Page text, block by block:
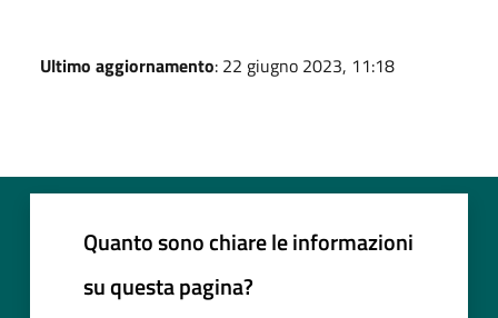
Ultimo aggiornamento: 22 giugno 2023, 11:18
Quanto sono chiare le informazioni
su questa pagina?